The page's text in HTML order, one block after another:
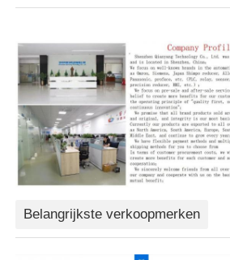
PLC -controller
Soft Start Device
Motor van het robotgewricht
Belangrijkste verkoopmerken